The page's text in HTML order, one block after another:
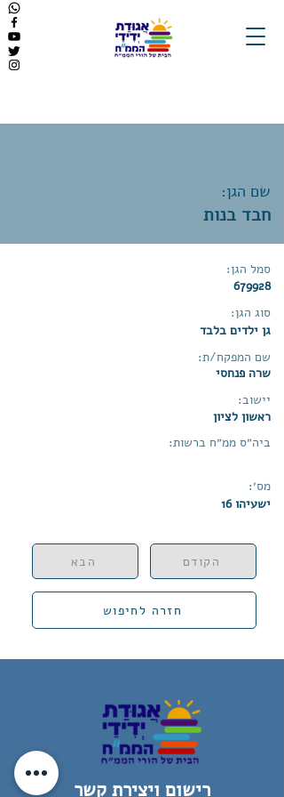
שם הגן:
חבד בנות
679928
סמל הגן:
גן ילדים בלבד
סוג הגן:
שרה פנחסי
שם המפקח/ת:
ראשון לציון
יישוב:
ביה״ס ממ״ח ברשות:
ישעיהו 16
מס׳:
הקודם הבא
חזרה לחיפוש
רישום ויצירת קשר